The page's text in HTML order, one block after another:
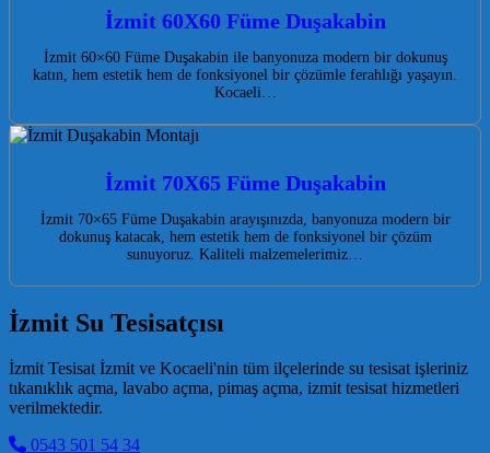
İzmit 60X60 Füme Duşakabin
İzmit 60×60 Füme Duşakabin ile banyonuza modern bir dokunuş
katın, hem estetik hem de fonksiyonel bir çözümle ferahlığı yaşayın.
Kocaeli…
İzmit 70X65 Füme Duşakabin
İzmit 70×65 Füme Duşakabin arayışınızda, banyonuza modern bir
dokunuş katacak, hem estetik hem de fonksiyonel bir çözüm
sunuyoruz. Kaliteli malzemelerimiz…
İzmit Su Tesisatçısı
İzmit Tesisat İzmit ve Kocaeli'nin tüm ilçelerinde su tesisat işleriniz
tıkanıklık açma, lavabo açma, pimaş açma, izmit tesisat hizmetleri
verilmektedir.
0543 501 54 34